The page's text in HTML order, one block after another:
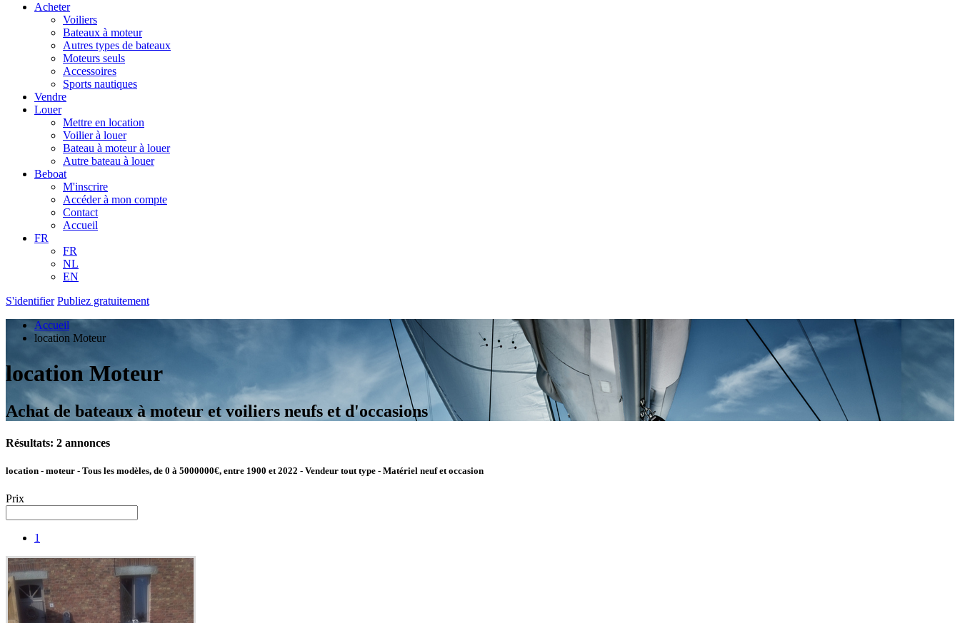
Acheter
Voiliers
Bateaux à moteur
Autres types de bateaux
Moteurs seuls
Accessoires
Sports nautiques
Vendre
Louer
Mettre en location
Voilier à louer
Bateau à moteur à louer
Autre bateau à louer
Beboat
M'inscrire
Accéder à mon compte
Contact
Accueil
FR
FR
NL
EN
S'identifier Publiez gratuitement
Accueil
location Moteur
location Moteur
Achat de bateaux à moteur et voiliers neufs et d'occasions
Résultats: 2 annonces
location - moteur - Tous les modèles, de 0 à 5000000€, entre 1900 et 2022 - Vendeur tout type - Matériel neuf et occasion
Prix
1